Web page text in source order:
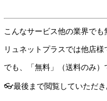
こんなサービス他の業界でも
リュネットプラスでは他店様
でも、「無料」（送料のみ）
👓最後まで閲覧していただ